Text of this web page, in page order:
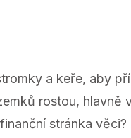
a keře, aby
rostou, hlavně
stránka